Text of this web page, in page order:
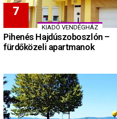
KIADÓ VENDÉGHÁZ
Pihenés Hajdúszoboszlón –
fürdőközeli apartmanok